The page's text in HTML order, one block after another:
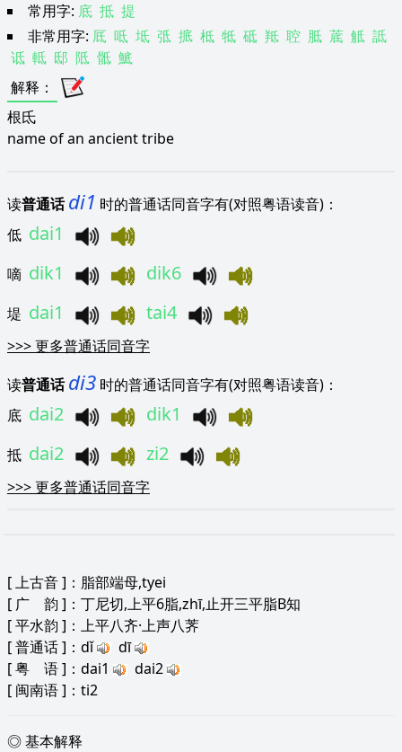
常用字: 底 抵 提
非常用字: 厎 呧 坻 弤 掋 柢 牴 砥 羝 聜 胝 菧 觝 詆
诋 軧 邸 阺 骶 鯳
解释 ：
根氐
name of an ancient tribe
读普通话 di1 时的普通话同音字有(对照粤语读音)：
低 dai1
嘀 dik1 dik6
堤 dai1 tai4
>>>更多普通话同音字
读普通话 di3 时的普通话同音字有(对照粤语读音)：
底 dai2 dik1
抵 dai2 zi2
>>>更多普通话同音字
[上古音]：脂部端母,tyei
[ 广 韵 ]：丁尼切,上平6脂,zhī,止开三平脂B知
[平水韵 ]：上平八齐·上声八荠
[普通话]：dǐ
dī
[粤 语]：dai1
dai2
[ 闽南语]：ti2
◎ 基本解释